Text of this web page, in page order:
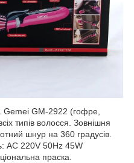
Gemei GM-2922 (гофре,
типів волосся. Зовнішня
шнур на 360 градусів.
AC 220V 50Hz 45W
праска.